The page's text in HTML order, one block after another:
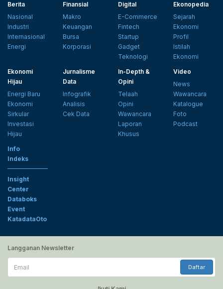
Berita
Nasional
Industri
Internasional
Energi
Finansial
Makro
Keuangan
Bursa
Korporasi
Digital
E-Commerce
Fintech
Startup
Gadget
Teknologi
Ekonopedia
Sejarah
Ekonomi
Profil
Istilah
Ekonomi
Ekonomi
Hijau
Energi Baru
Ekonomi
Sirkular
Investasi
Hijau
Jurnalisme
Data
Infografik
Analisis
Cek Data
In-Depth &
Opini
Telaah
Opini
Wawancara
Laporan
Khusus
Video
News
Wawancara
Katalogue
Foto
Podcast
Info
Indeks
Insight
Center
Databoks
Event
KatadataOto
Langganan Newsletter
Email
Daftar